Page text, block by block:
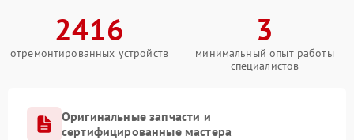
2416
отремонтированных устройств
3
минимальный опыт работы
специалистов
Оригинальные запчасти и
сертифицированные мастера